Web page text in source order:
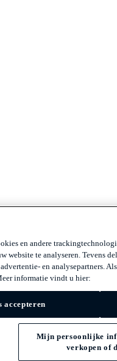
en andere
website te analyseren. Tevens
en analysepartners.
informatie vindt u hier:
accepteren
Mijn persoonlijke
verkopen of